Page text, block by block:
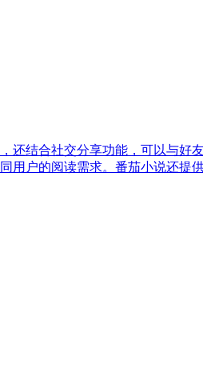
结合社交分享功能，可以与好
用户的阅读需求。番茄小说还